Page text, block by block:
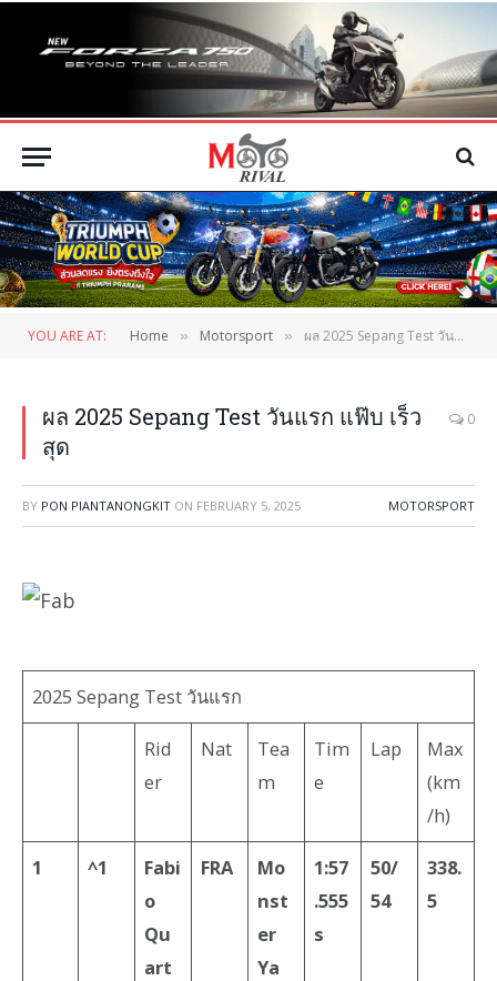
YOU ARE AT: Home » Motorsport » ผล 2025 Sepang Test วันแรก แฟ๊บ เร็วสุด
ผล 2025 Sepang Test วันแรก แฟ๊บ เร็ว
สุด
0
BY PON PIANTANONGKIT ON FEBRUARY 5, 2025 MOTORSPORT
2025 Sepang Test วันแรก
Rid
er
Nat
Tea
m
Tim
e
Lap
Max
(km
/h)
1 ^1
Fabi
o
Qu
art
FRA
Mo
nst
er
Ya
1:57
.555
s
50/
54
338.
5